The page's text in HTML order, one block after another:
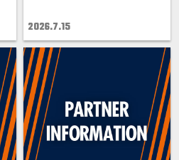
2026.7.15